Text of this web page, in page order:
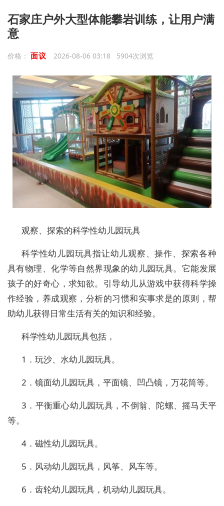
石家庄户外大型体能攀岩训练，让用户满
意
价格： 面议 2026-08-06 03:18 5904次浏览
观察、探索的科学性幼儿园玩具
科学性幼儿园玩具指让幼儿观察、操作、探索各种
具有物理、化学等自然界现象的幼儿园玩具。它能发展
孩子的好奇心，求知欲。引导幼儿从游戏中获得科学操
作经验，养成观察，分析的习惯和实事求是的原则，帮
助幼儿获得日常生活有关的知识和经验。
科学性幼儿园玩具包括，
1．玩沙、水幼儿园玩具。
2．镜面幼儿园玩具，平面镜、凹凸镜，万花筒等。
3．平衡重心幼儿园玩具，不倒翁、陀螺、摇马天平
等。
4．磁性幼儿园玩具。
5．风动幼儿园玩具，风筝、风车等。
6．齿轮幼儿园玩具，机动幼儿园玩具。